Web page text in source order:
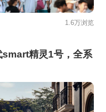
1.6万浏览
smart精灵1号，全系